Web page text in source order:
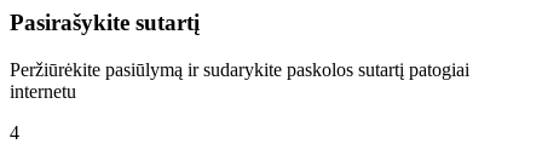
Pasirašykite sutartį
Peržiūrėkite pasiūlymą ir sudarykite paskolos sutartį patogiai
internetu
4